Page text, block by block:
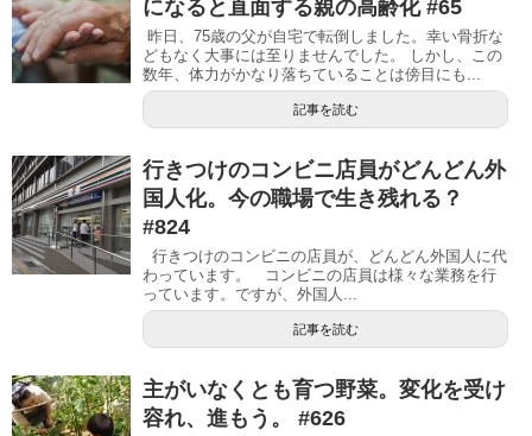
になると直面する親の高齢化 #65
昨日、75歳の父が自宅で転倒しました。幸い骨折な
どもなく大事には至りませんでした。 しかし、この
数年、体力がかなり落ちていることは傍目にも...
記事を読む
行きつけのコンビニ店員がどんどん外
国人化。今の職場で生き残れる？
#824
行きつけのコンビニの店員が、どんどん外国人に代
わっています。 コンビニの店員は様々な業務を行
っています。ですが、外国人...
記事を読む
主がいなくとも育つ野菜。変化を受け
容れ、進もう。 #626